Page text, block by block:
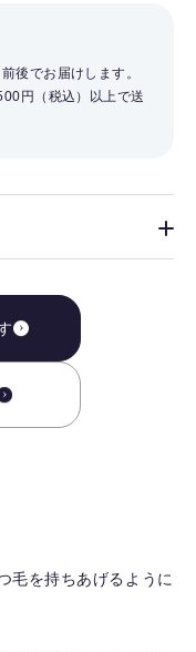
後でお届けします。
円（税込）以上で送
毛を持ちあげるように